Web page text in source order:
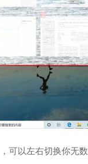
可以左右切换你无